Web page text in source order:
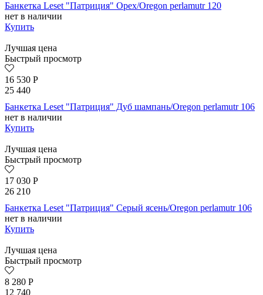
Банкетка Leset "Патриция" Орех/Oregon perlamutr 120
нет в наличии
Купить
Лучшая цена
Быстрый просмотр
16 530 Р
25 440
Банкетка Leset "Патриция" Дуб шампань/Oregon perlamutr 106
нет в наличии
Купить
Лучшая цена
Быстрый просмотр
17 030 Р
26 210
Банкетка Leset "Патриция" Серый ясень/Oregon perlamutr 106
нет в наличии
Купить
Лучшая цена
Быстрый просмотр
8 280 Р
12 740